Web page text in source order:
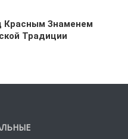
Красным Знаменем
Традиции